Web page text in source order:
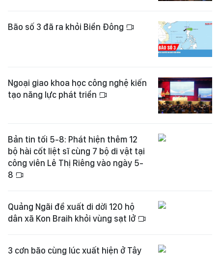
Bão số 3 đã ra khỏi Biển Đông
Ngoại giao khoa học công nghệ kiến
tạo năng lực phát triển
Bản tin tối 5-8: Phát hiện thêm 12
bộ hài cốt liệt sĩ cùng 7 bộ di vật tại
công viên Lê Thị Riêng vào ngày 5-
8
Quảng Ngãi đề xuất di dời 120 hộ
dân xã Kon Braih khỏi vùng sạt lở
3 cơn bão cùng lúc xuất hiện ở Tây